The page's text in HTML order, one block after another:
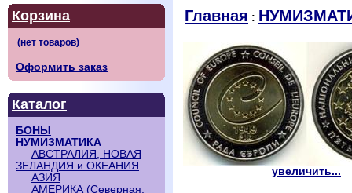
Корзина
Оформить заказ
Каталог
БОНЫ
НУМИЗМАТИКА
АВСТРАЛИЯ, НОВАЯ
ЗЕЛАНДИЯ и ОКЕАНИЯ
АЗИЯ
АМЕРИКА (Северная,
Главная :
увеличить...